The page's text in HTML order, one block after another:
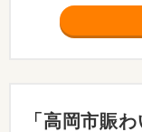
「高岡市賑